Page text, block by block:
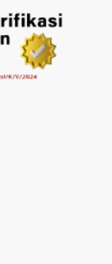
Tembus
Setelah
Buku Ajar
Posisi